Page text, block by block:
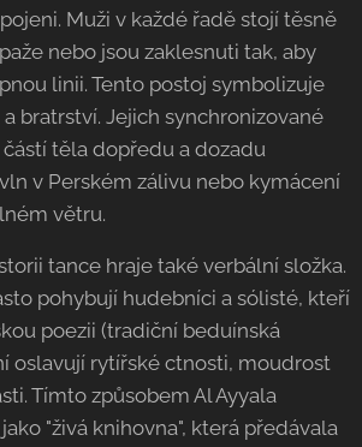
Muži v každé řadě stojí těsně
nebo jsou zaklesnuti tak, aby
linii. Tento postoj symbolizuje
bratrství. Jejich synchronizované
těla dopředu a dozadu
v Perském zálivu nebo kymácení
větru.
tance hraje také verbální složka.
pohybují hudebníci a sólisté, kteří
poezii (tradiční beduínská
oslavují rytířské ctnosti, moudrost
Tímto způsobem Al Ayyala
"živá knihovna", která předávala